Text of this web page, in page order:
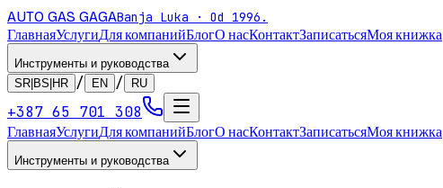
AUTO GAS GAGABanja Luka · Od 1996.
ГлавнаяУслугиДля компанийБлогО насКонтактЗаписатьсяМоя книжка
Инструменты и руководства
SR|BS|HR
/ EN / RU
+387 65 701 308
ГлавнаяУслугиДля компанийБлогО насКонтактЗаписатьсяМоя книжка
Инструменты и руководства